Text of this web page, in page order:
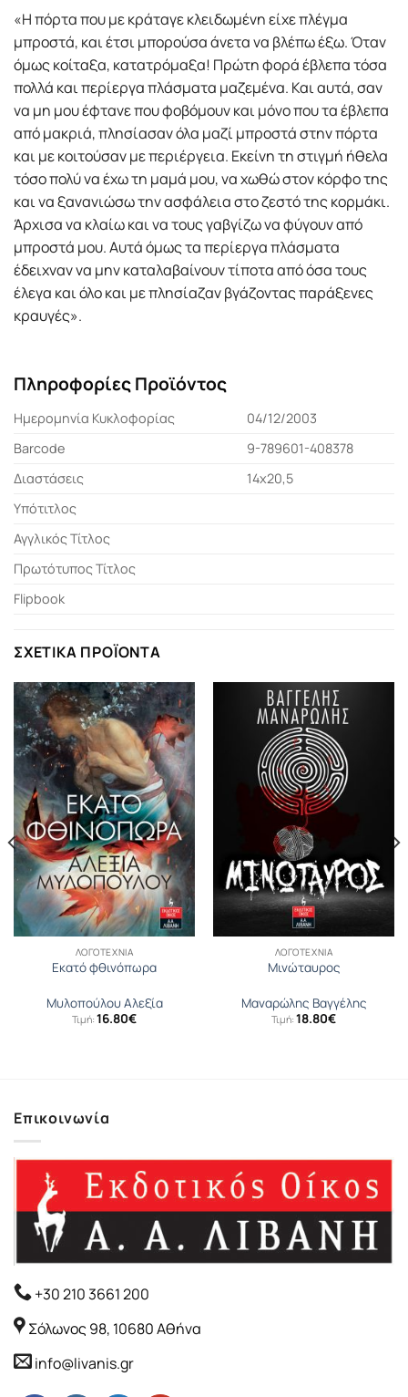
«Η πόρτα που με κράταγε κλειδωμένη είχε πλέγμα
μπροστά, και έτσι μπορούσα άνετα να βλέπω έξω. Όταν
όμως κοίταξα, κατατρόμαξα! Πρώτη φορά έβλεπα τόσα
πολλά και περίεργα πλάσματα μαζεμένα. Και αυτά, σαν
να μη μου έφτανε που φοβόμουν και μόνο που τα έβλεπα
από μακριά, πλησίασαν όλα μαζί μπροστά στην πόρτα
και με κοιτούσαν με περιέργεια. Εκείνη τη στιγμή ήθελα
τόσο πολύ να έχω τη μαμά μου, να χωθώ στον κόρφο της
και να ξανανιώσω την ασφάλεια στο ζεστό της κορμάκι.
Άρχισα να κλαίω και να τους γαβγίζω να φύγουν από
μπροστά μου. Αυτά όμως τα περίεργα πλάσματα
έδειχναν να μην καταλαβαίνουν τίποτα από όσα τους
έλεγα και όλο και με πλησίαζαν βγάζοντας παράξενες
κραυγές».
Πληροφορίες Προϊόντος
Ημερομηνία Κυκλοφορίας
04/12/2003
Barcode
9-789601-408378
Διαστάσεις
14x20,5
Υπότιτλος
Αγγλικός Τίτλος
Πρωτότυπος Τίτλος
Flipbook
ΣΧΕΤΙΚΆ ΠΡΟΪΌΝΤΑ
ΛΟΓΟΤΕΧΝΊΑ
Εκατό φθινόπωρα
Μυλοπούλου Αλεξία
Τιμή: 16.80€
ΛΟΓΟΤΕΧΝΊΑ
Μινώταυρος
Μαναρώλης Βαγγέλης
Τιμή: 18.80€
Επικοινωνία
+30 210 3661 200
Σόλωνος 98, 10680 Αθήνα
info@livanis.gr